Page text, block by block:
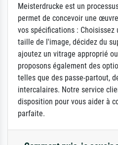
Meisterdrucke est un
permet de concevoir une
vos spécifications : Choisissez
taille de l'image, décidez du
ajoutez un vitrage approprié
proposons également des
telles que des passe-partout,
intercalaires. Notre service
disposition pour vous aider à
parfaite.